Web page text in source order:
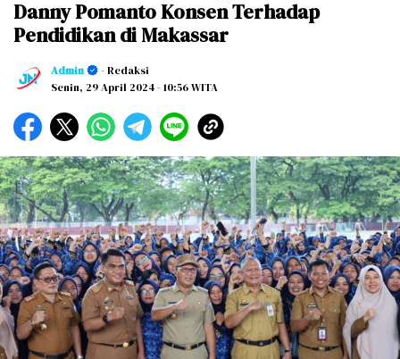
Danny Pomanto Konsen Terhadap
Pendidikan di Makassar
Admin
- Redaksi
Senin, 29 April 2024- 10:56 WITA